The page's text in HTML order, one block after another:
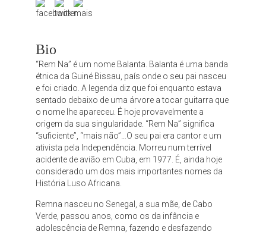
Bio
“Rem Na” é um nome Balanta. Balanta é uma banda
étnica da Guiné Bissau, país onde o seu pai nasceu
e foi criado. A legenda diz que foi enquanto estava
sentado debaixo de uma árvore a tocar guitarra que
o nome lhe apareceu. É hoje provavelmente a
origem da sua singularidade. “Rem Na” significa
“suficiente”, “mais não”…O seu pai era cantor e um
ativista pela Independência. Morreu num terrível
acidente de avião em Cuba, em 1977. É, ainda hoje
considerado um dos mais importantes nomes da
História Luso Africana.
Remna nasceu no Senegal, a sua mãe, de Cabo
Verde, passou anos, como os da infância e
adolescência de Remna, fazendo e desfazendo